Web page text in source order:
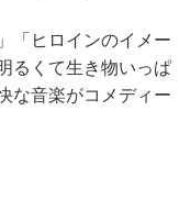
「ヒロインのイメー
るくて生き物いっぱ
な音楽がコメディー